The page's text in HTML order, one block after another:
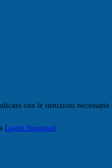
con le istruzioni necessarie.
Login Spaggiari